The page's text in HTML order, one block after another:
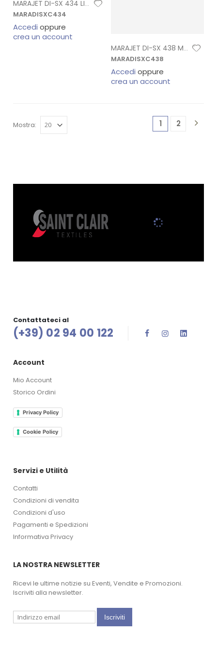
MARAJET DI-SX 434 LIGHT MAGENTA CARTUC.
MARADISXC434
Accedi oppure
crea un account
MARAJET DI-SX 438 MAGENTA CARTUCCIA
MARADISXC438
Accedi oppure
crea un account
1 2
Mostra:
Contattateci al
(+39) 02 94 00 122
Account
Mio Account
Storico Ordini
Privacy Policy
Cookie Policy
Servizi e Utilità
Contatti
Condizioni di vendita
Condizioni d'uso
Pagamenti e Spedizioni
Informativa Privacy
LA NOSTRA NEWSLETTER
Ricevi le ultime notizie su Eventi, Vendite e Promozioni.
Iscriviti alla newsletter.
Iscriviti